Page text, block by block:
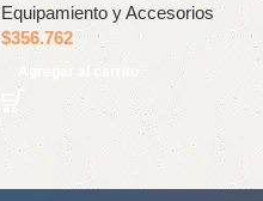
Equipamiento y Accesorios
$356.762
Agregar al carrito